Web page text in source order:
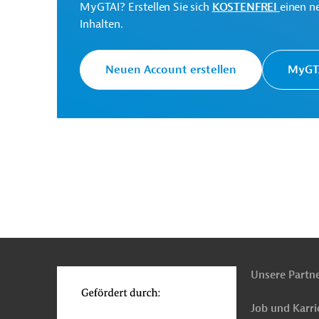
Programa de la Red
MyGTAI? Erstellen Sie sich KOSTENFREI einen
Inhalten.
Neuen Account erstellen
Unsere
Job und